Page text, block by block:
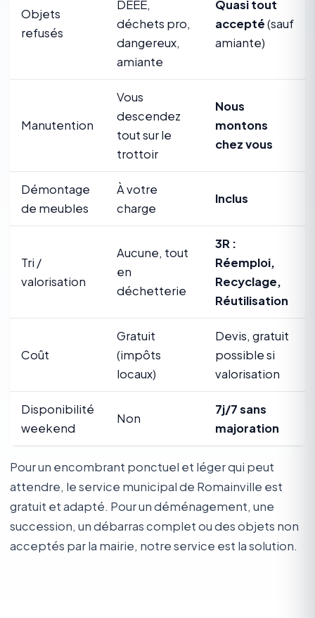
Objets
refusés
DEEE,
déchets pro,
dangereux,
amiante
Quasi tout
accepté(sauf
amiante)
Manutention
Vous
descendez
tout sur le
trottoir
Nous
montons
chez vous
Démontage
de meubles
À votre
charge
Inclus
Tri /
valorisation
Aucune, tout
en
déchetterie
3R :
Réemploi,
Recyclage,
Réutilisation
Coût
Gratuit
(impôts
locaux)
Devis, gratuit
possible si
valorisation
Disponibilité
weekend
Non
7j/7 sans
majoration
Pour un encombrant ponctuel et léger qui peut
attendre, le service municipal de Romainville est
gratuit et adapté. Pour un déménagement, une
succession, un débarras complet ou des objets non
acceptés par la mairie, notre service est la solution.